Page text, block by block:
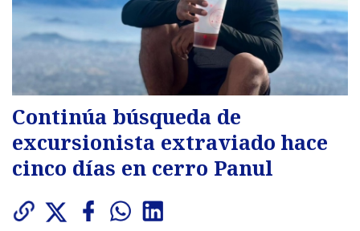
Continúa búsqueda de
excursionista extraviado hace
cinco días en cerro Panul